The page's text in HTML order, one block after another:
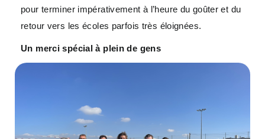
pour terminer impérativement à l’heure du goûter et du
retour vers les écoles parfois très éloignées.
Un merci spécial à plein de gens